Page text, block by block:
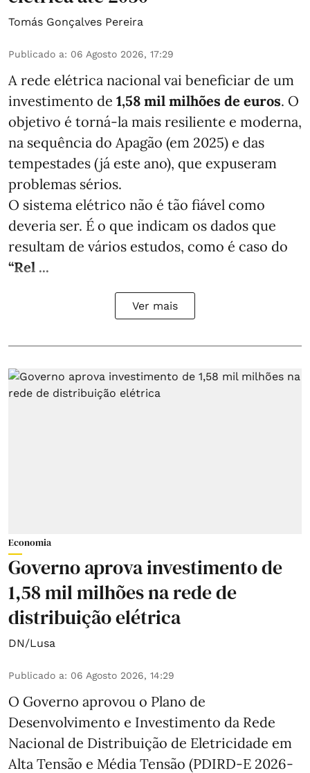
Tomás Gonçalves Pereira
Publicado a: 06 Agosto 2026, 17:29
A rede elétrica nacional vai beneficiar de um
investimento de 1,58 mil milhões de euros. O
objetivo é torná-la mais resiliente e moderna,
na sequência do Apagão (em 2025) e das
tempestades (já este ano), que expuseram
problemas sérios.
O sistema elétrico não é tão fiável como
deveria ser. É o que indicam os dados que
resultam de vários estudos, como é caso do
“Rel ...
Ver mais
Economia
Governo aprova investimento de
1,58 mil milhões na rede de
distribuição elétrica
DN/Lusa
Publicado a: 06 Agosto 2026, 14:29
O Governo aprovou o Plano de
Desenvolvimento e Investimento da Rede
Nacional de Distribuição de Eletricidade em
Alta Tensão e Média Tensão (PDIRD-E 2026-